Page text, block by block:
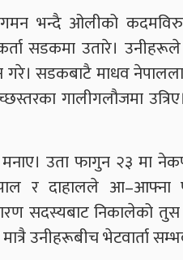
भन्दै ओलीको
सडकमा उतारे।
सडकबाटै माधव
गालीगलौजमा
उता फागुन २३ मा
र दाहालले आ–आफ्ना
सदस्यबाट निकालेको
उनीहरूबीच भेटवार्ता